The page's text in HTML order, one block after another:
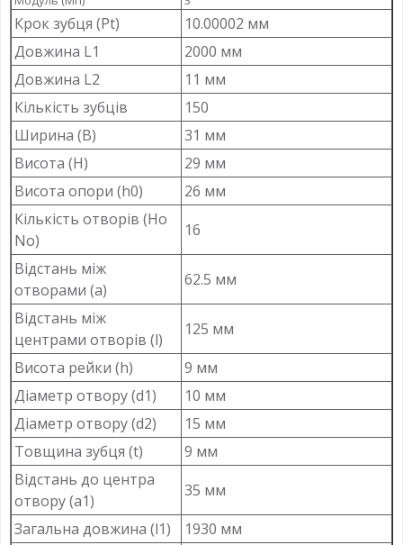
Крок зубця (Pt)
10.00002 мм
Довжина L1
2000 мм
Довжина L2
11 мм
Кількість зубців
150
Ширина (B)
31 мм
Висота (H)
29 мм
Висота опори (h0)
26 мм
Кількість отворів (Ho
No)
16
Відстань між
отворами (a)
62.5 мм
Відстань між
центрами отворів (l)
125 мм
Висота рейки (h)
9 мм
Діаметр отвору (d1)
10 мм
Діаметр отвору (d2)
15 мм
Товщина зубця (t)
9 мм
Відстань до центра
отвору (a1)
35 мм
Загальна довжина (l1)
1930 мм